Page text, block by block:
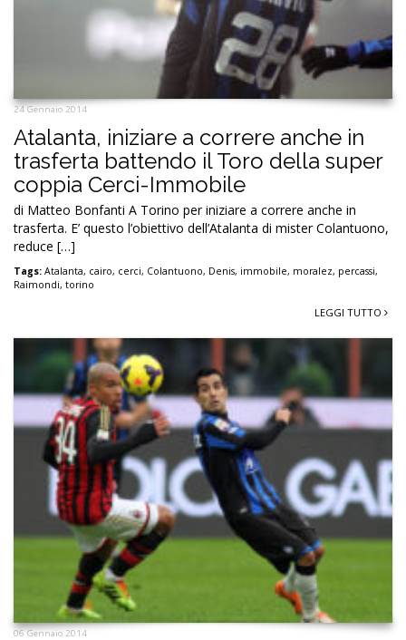
24 Gennaio 2014
Atalanta, iniziare a correre anche in
trasferta battendo il Toro della super
coppia Cerci-Immobile
di Matteo Bonfanti A Torino per iniziare a correre anche in
trasferta. E’ questo l’obiettivo dell’Atalanta di mister Colantuono,
reduce […]
Tags: Atalanta, cairo, cerci, Colantuono, Denis, immobile, moralez, percassi,
Raimondi, torino
LEGGI TUTTO
06 Gennaio 2014